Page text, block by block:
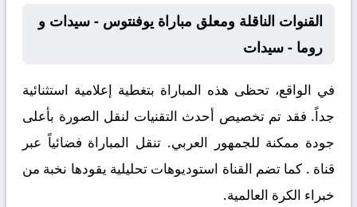
القنوات الناقلة ومعلق مباراة يوفنتوس - سيدات و
روما - سيدات
في الواقع، تحظى هذه المباراة بتغطية إعلامية استثنائية
جداً. فقد تم تخصيص أحدث التقنيات لنقل الصورة بأعلى
جودة ممكنة للجمهور العربي. تنقل المباراة فضائياً عبر
قناة . كما تضم القناة استوديوهات تحليلية يقودها نخبة من
خبراء الكرة العالمية.